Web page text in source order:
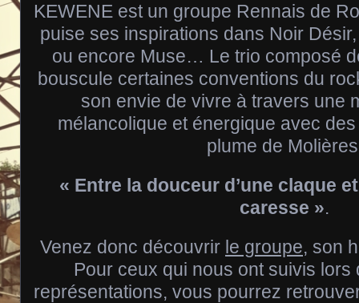
KEWENE est un groupe Rennais de
puise ses inspirations dans Noir
ou encore Muse… Le trio composé
bouscule certaines conventions du
son envie de vivre à travers une
mélancolique et énergique avec
plume de
« Entre la douceur d’une claque
caresse ».
Venez donc découvrir le groupe, son
Pour ceux qui nous ont suivis lors
représentations, vous pourrez